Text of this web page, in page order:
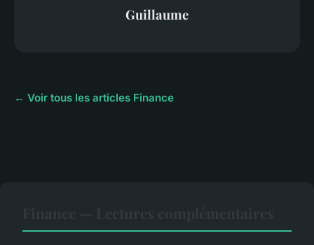
Guillaume
← Voir tous les articles Finance